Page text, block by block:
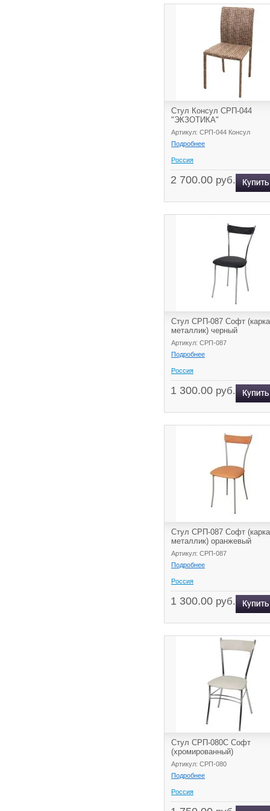
Стул Консул СРП-044
"ЭКЗОТИКА"
Артикул: СРП-044 Консул
Подробнее
Россия
2 700.00 руб.
Стул СРП-087 Софт
металлик) черный
Артикул: СРП-087
Подробнее
Россия
1 300.00 руб.
Стул СРП-087 Софт
металлик) оранжевый
Артикул: СРП-087
Подробнее
Россия
1 300.00 руб.
Стул СРП-080С Софт
(хромированный)
Артикул: СРП-080
Подробнее
Россия